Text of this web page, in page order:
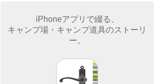
iPhoneアプリで綴る、
キャンプ場・キャンプ道具のストーリ
ー。